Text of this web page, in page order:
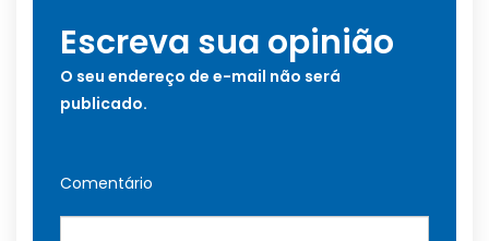
Escreva sua opinião
O seu endereço de e-mail não será
publicado.
Comentário